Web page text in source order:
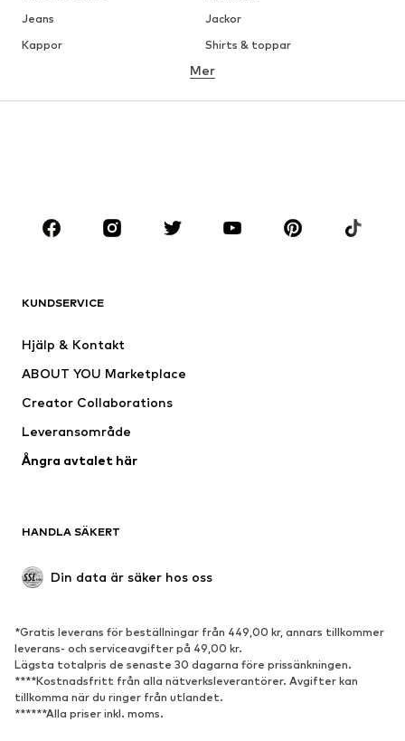
Jeans
Jackor
Kappor
Shirts & toppar
Underkläder
Premium
Nytt
Shirts & toppar
Jackor
Underkläder
Kappor
Badkläder
Tillfällen
Upcycling
Populärt
Sneakers
Stövletter
Pumps & högklackade skor
Stövlar
Sandaler
Mer
KUNDSERVICE
Hjälp & Kontakt
ABOUT YOU Marketplace
Creator Collaborations
Leveransområde
Ångra avtalet här
HANDLA SÄKERT
Din data är säker hos oss
*Gratis leverans för beställningar från 449,00 kr, annars tillkommer
leverans- och serviceavgifter på 49,00 kr.
Lägsta totalpris de senaste 30 dagarna före prissänkningen.
****Kostnadsfritt från alla nätverksleverantörer. Avgifter kan
tillkomma när du ringer från utlandet.
******Alla priser inkl. moms.